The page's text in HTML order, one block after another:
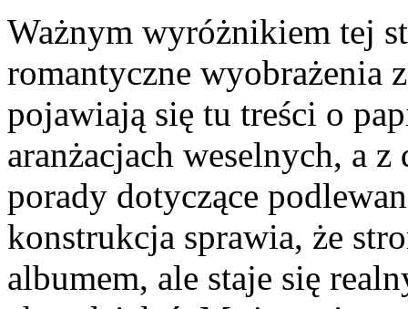
Ważnym wyróżnikiem tej
romantyczne wyobrażenia
pojawiają się tu treści o
aranżacjach weselnych, a
porady dotyczące
konstrukcja sprawia, że
albumem, ale staje się